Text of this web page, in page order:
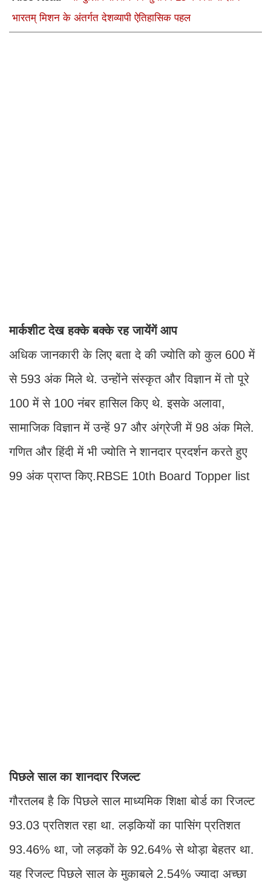
भारतम् मिशन के अंतर्गत देशव्यापी ऐतिहासिक पहल
मार्कशीट देख हक्के बक्के रह जायेंगें आप
अधिक जानकारी के लिए बता दे की ज्योति को कुल 600 में
से 593 अंक मिले थे. उन्होंने संस्कृत और विज्ञान में तो पूरे
100 में से 100 नंबर हासिल किए थे. इसके अलावा,
सामाजिक विज्ञान में उन्हें 97 और अंग्रेजी में 98 अंक मिले.
गणित और हिंदी में भी ज्योति ने शानदार प्रदर्शन करते हुए
99 अंक प्राप्त किए.RBSE 10th Board Topper list
पिछले साल का शानदार रिजल्ट
गौरतलब है कि पिछले साल माध्यमिक शिक्षा बोर्ड का रिजल्ट
93.03 प्रतिशत रहा था. लड़कियों का पासिंग प्रतिशत
93.46% था, जो लड़कों के 92.64% से थोड़ा बेहतर था.
यह रिजल्ट पिछले साल के मुकाबले 2.54% ज्यादा अच्छा